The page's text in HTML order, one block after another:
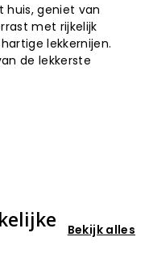
geniet van
met rijkelijk
lekkernijen.
de lekkerste
Bekijk alles